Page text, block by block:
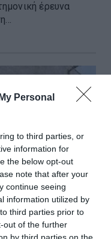
Personal
to third parties, or
information for
the below opt-out
note that after your
continue seeing
information utilized by
third parties prior to
out of the further
by third parties on the
έρευνα